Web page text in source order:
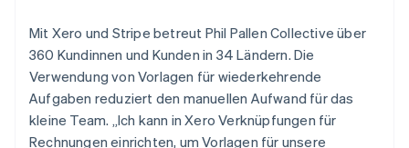
Mit Xero und Stripe betreut Phil Pallen Collective über
360 Kundinnen und Kunden in 34 Ländern. Die
Verwendung von Vorlagen für wiederkehrende
Aufgaben reduziert den manuellen Aufwand für das
kleine Team. „Ich kann in Xero Verknüpfungen für
Rechnungen einrichten, um Vorlagen für unsere